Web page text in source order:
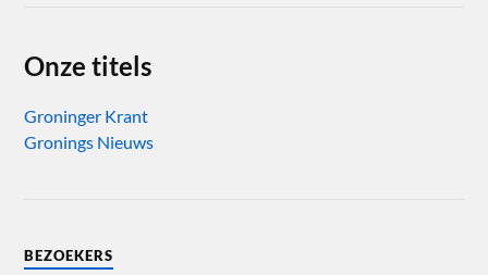
Onze titels
Groninger Krant
Gronings Nieuws
BEZOEKERS